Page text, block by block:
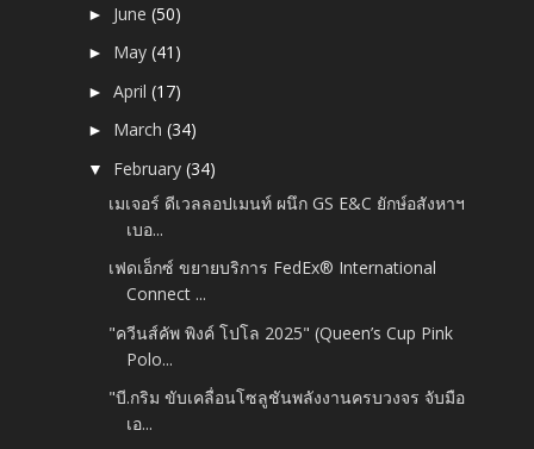
► June(50)
► May(41)
►April(17)
► March(34)
▼ February(34)
เมเจอร์ ดีเวลลอปเมนท์ ผนึก GS E&C ยักษ์อสังหาฯ
เบอ...
เฟดเอ็กซ์ ขยายบริการ FedEx® International
Connect ...
"ควีนส์คัพ พิงค์ โปโล 2025" (Queen’s Cup Pink
Polo...
"บี.กริม ขับเคลื่อนโซลูชันพลังงานครบวงจร จับมือ
เอ...